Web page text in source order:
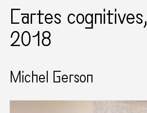
Cartes cognitives,
2018
Michel Gerson